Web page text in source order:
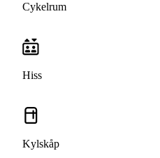
Cykelrum
Hiss
Kylskåp